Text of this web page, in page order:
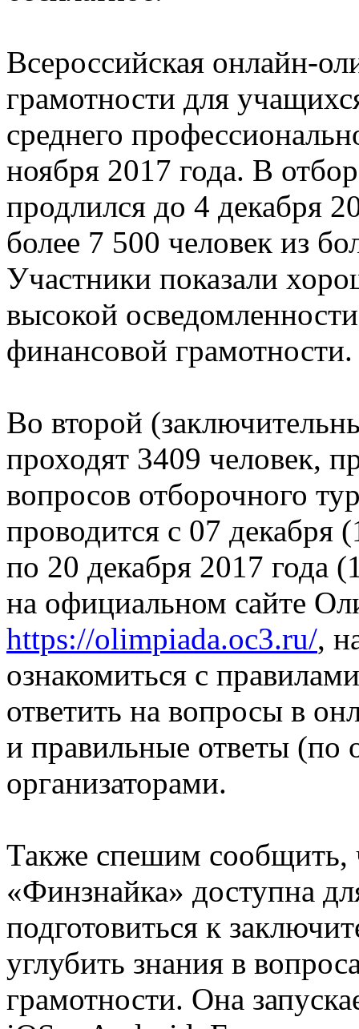
Всероссийская онлайн-
грамотности для
среднего
ноября 2017 года. В
продлился до 4 декабря
более 7 500 человек из
Участники показали
высокой
финансовой грамотности.
Во второй
проходят 3409 человек,
вопросов отборочного
проводится с 07 декабря
по 20 декабря 2017 года
на официальном сайте
https://olimpiada.oc3.ru/,
ознакомиться с
ответить на вопросы в
и правильные ответы (по
организаторами.
Также спешим сообщить,
«Финзнайка» доступна
подготовиться к
углубить знания в
грамотности. Она